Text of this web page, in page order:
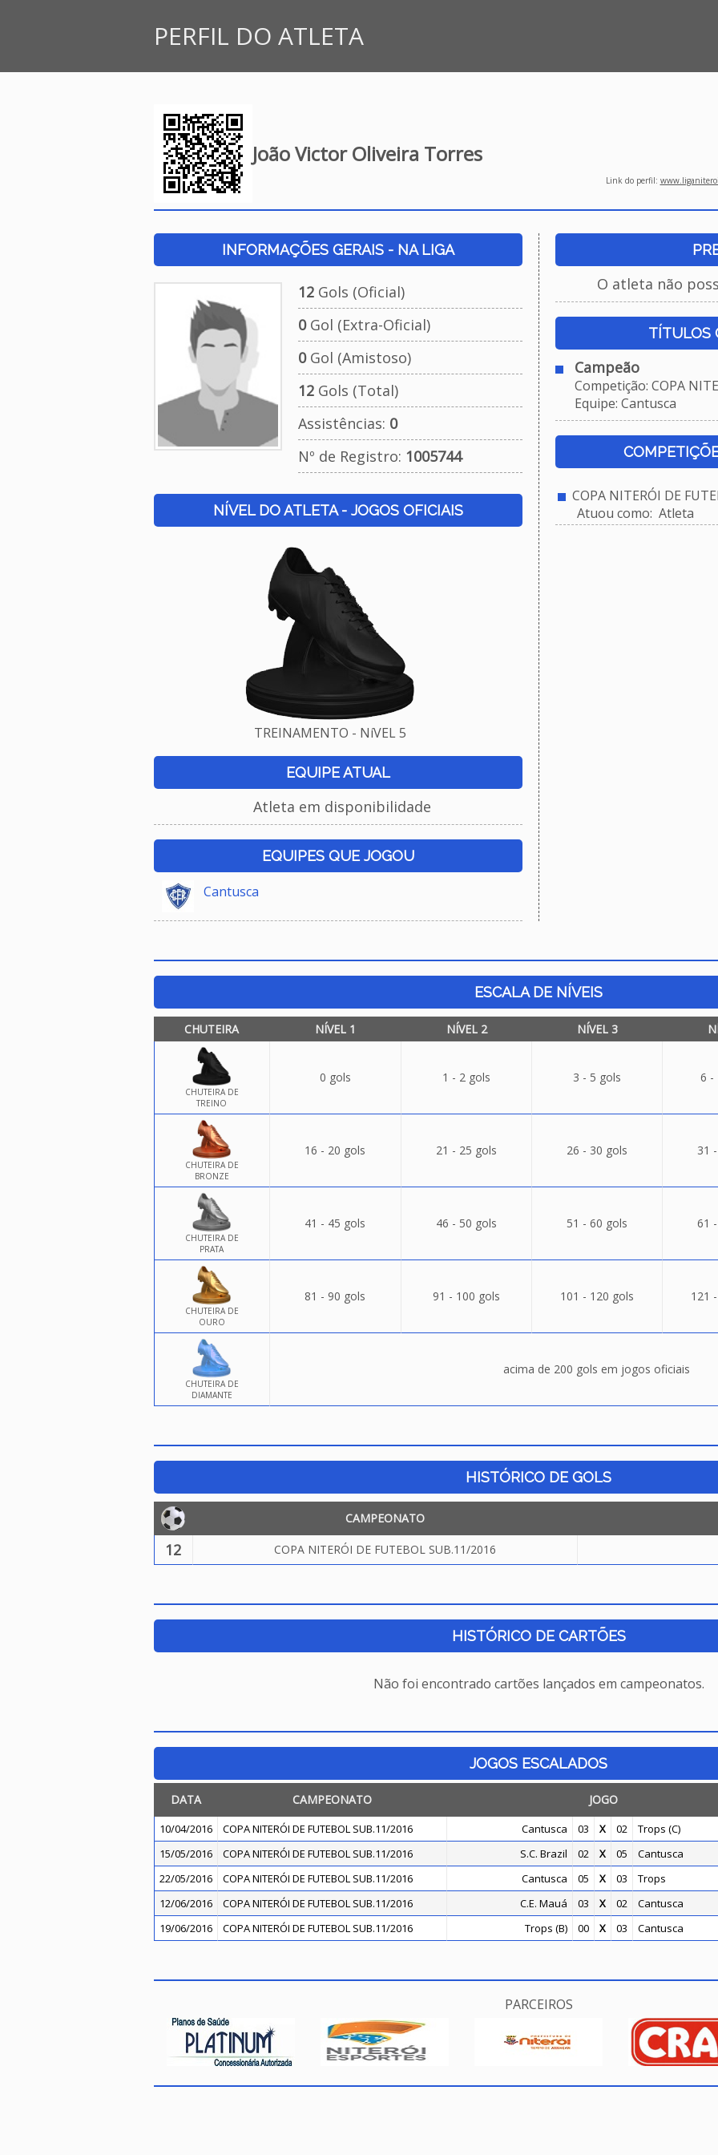
PERFIL DO ATLETA
João Victor Oliveira Torres
Link do perfil:
INFORMAÇÕES GERAIS - NA LIGA
12Gols (Oficial)
0Gol (Extra-Oficial)
0Gol (Amistoso)
12Gols (Total)
Assistências: 0
Nº de Registro: 1005744
NÍVEL DO ATLETA - JOGOS OFICIAIS
TREINAMENTO - NíVEL 5
EQUIPE ATUAL
Atleta em disponibilidade
EQUIPES QUE JOGOU
Cantusca
O atleta não
TÍTULOS
Campeão
Competição: COPA
Equipe: Cantusca
COPA NITERÓI DE
Atuou como: Atleta
ESCALA DE NÍVEIS
CHUTEIRA NÍVEL 1 NÍVEL 2 NÍVEL 3
CHUTEIRA DE
TREINO
0 gols 1 - 2 gols 3 - 5 gols 6 -
CHUTEIRA DE
BRONZE
16 - 20 gols 21 - 25 gols 26 - 30 gols 31
CHUTEIRA DE
PRATA
41 - 45 gols 46 - 50 gols 51 - 60 gols 61
CHUTEIRA DE
OURO
81 - 90 gols 91 - 100 gols 101 - 120 gols 121
CHUTEIRA DE
DIAMANTE
acima de 200 gols em jogos oficiais
HISTÓRICO DE GOLS
CAMPEONATO
12 COPA NITERÓI DE FUTEBOL SUB.11/2016
HISTÓRICO DE CARTÕES
Não foi encontrado cartões lançados em campeonatos.
JOGOS ESCALADOS
DATA CAMPEONATO JOGO
10/04/2016 COPA NITERÓI DE FUTEBOL SUB.11/2016 Cantusca 03 X 02 Trops (C)
15/05/2016
COPA NITERÓI DE FUTEBOL SUB.11/2016 S.C. Brazil 02 X 05 Cantusca
22/05/2016
COPA NITERÓI DE FUTEBOL SUB.11/2016 Cantusca 05 X 03 Trops
12/06/2016
COPA NITERÓI DE FUTEBOL SUB.11/2016 C.E. Mauá 03 X 02 Cantusca
19/06/2016
COPA NITERÓI DE FUTEBOL SUB.11/2016 Trops (B) 00 X 03 Cantusca
PARCEIROS